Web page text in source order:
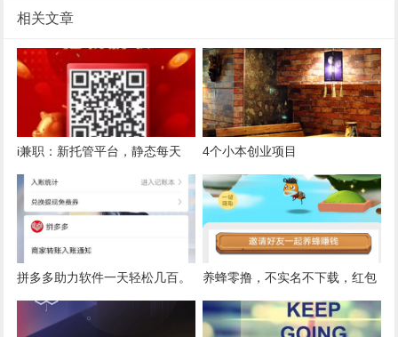
相关文章
i兼职：新托管平台，静态每天
30-80，无限代5%，注册送5元
4个小本创业项目
拼多多助力软件一天轻松几百。
养蜂零撸，不实名不下载，红包
领不停，收益暴力